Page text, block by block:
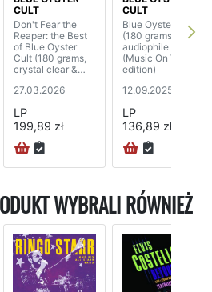
CULT
Don't Fear the
Reaper: the Best
of Blue Oyster
Cult (180 grams,
crystal clear &
(2LP)
27.03.2026
LP
199,89 zł
CULT
Blue Oyster Cult
(180 grams,
audiophile vinyl)
(Music On Vinyl
edition)
12.09.2025
LP
136,89 zł
WYBRALI RÓWNIEŻ